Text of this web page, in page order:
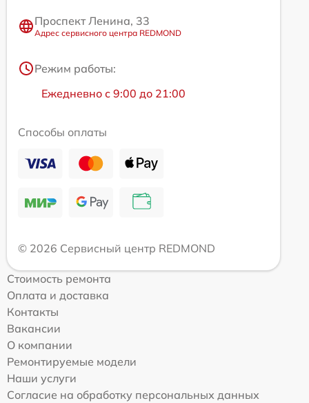
Проспект Ленина, 33
Адрес сервисного центра REDMOND
Режим работы:
Ежедневно с 9:00 до 21:00
Способы оплаты
© 2026 Сервисный центр REDMOND
Стоимость ремонта
Оплата и доставка
Контакты
Вакансии
О компании
Ремонтируемые модели
Наши услуги
Согласие на обработку персональных данных